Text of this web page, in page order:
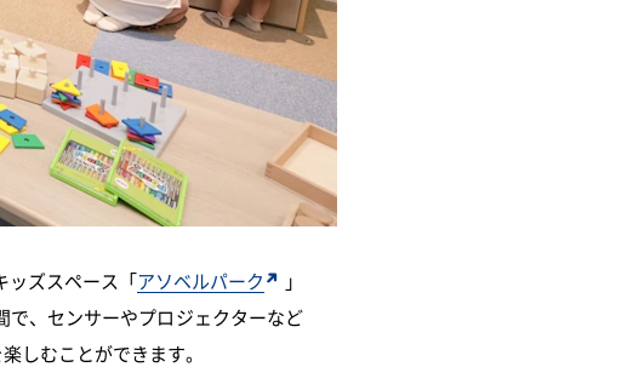
ッズスペース「アソベルパーク
」
で、センサーやプロジェクターなど
しむことができます。